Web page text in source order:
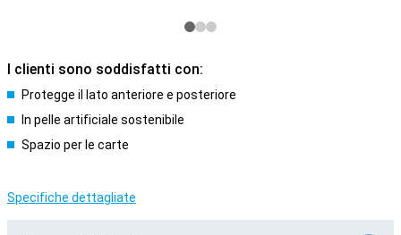
I clienti sono soddisfatti con:
Protegge il lato anteriore e posteriore
In pelle artificiale sostenibile
Spazio per le carte
Specifiche dettagliate